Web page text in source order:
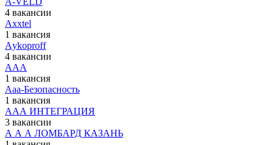
4 вакансии
Аxxtel
1 вакансия
Аykoproff
4 вакансии
ААА
1 вакансия
Ааа-Безопасность
1 вакансия
ААА ИНТЕГРАЦИЯ
3 вакансии
А А А ЛОМБАРД КАЗАНЬ